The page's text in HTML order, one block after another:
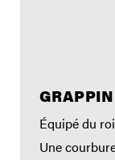
Équipé du
Une